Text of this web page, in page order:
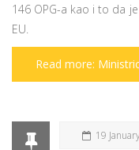
146 OPG-a kao i to da
EU.
Read more:
19